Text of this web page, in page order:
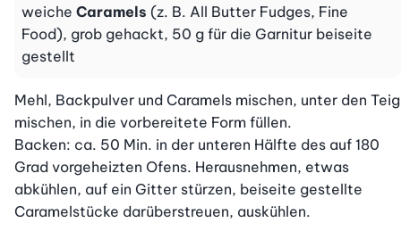
weiche Caramels (z. B. All Butter Fudges, Fine
Food), grob gehackt, 50 g für die Garnitur beiseite
gestellt
Mehl, Backpulver und Caramels mischen, unter den Teig
mischen, in die vorbereitete Form füllen.
Backen: ca. 50 Min. in der unteren Hälfte des auf 180
Grad vorgeheizten Ofens. Herausnehmen, etwas
abkühlen, auf ein Gitter stürzen, beiseite gestellte
Caramelstücke darüberstreuen, auskühlen.